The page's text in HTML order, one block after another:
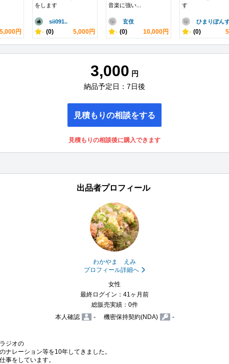
5,000円
をします
sii091..
- (0) 5,000円
音楽に強い...
玄伎
- (0) 10,000円
す
ひまりぽん
- (0)
3,000 円
納品予定日：7日後
見積もりの相談をする
見積もりの相談後に購入できます
出品者プロフィール
わかやま えみ
プロフィール詳細へ
女性
最終ログイン：41ヶ月前
総販売実績：0件
本人確認
- 機密保持契約(NDA) -
ジオの
ナレーション等を10年してきました。
事をしています。